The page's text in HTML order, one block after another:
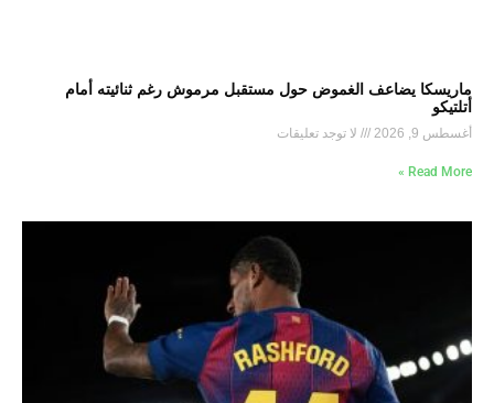
ماريسكا يضاعف الغموض حول مستقبل مرموش رغم ثنائيته أمام
أتلتيكو
أغسطس 9, 2026 لا توجد تعليقات
Read More »